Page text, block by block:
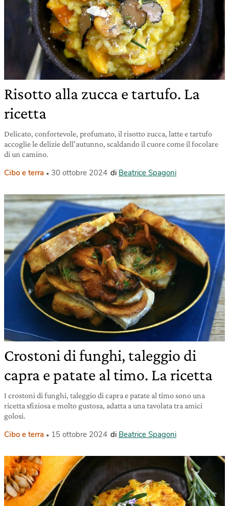
Risotto alla zucca e tartufo. La
ricetta
Delicato, confortevole, profumato, il risotto zucca, latte e tartufo
accoglie le delizie dell’autunno, scaldando il cuore come il focolare
di un camino.
Cibo e terra 30 ottobre 2024 di Beatrice Spagoni
Crostoni di funghi, taleggio di
capra e patate al timo. La ricetta
I crostoni di funghi, taleggio di capra e patate al timo sono una
ricetta sfiziosa e molto gustosa, adatta a una tavolata tra amici
golosi.
Cibo e terra 15 ottobre 2024 di Beatrice Spagoni